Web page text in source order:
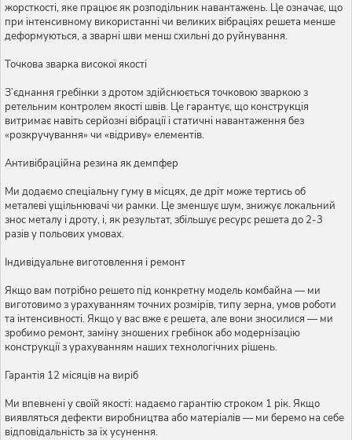
жорсткості, яке працює як розподільник навантажень. Це означає, що
при інтенсивному використанні чи великих вібраціях решета менше
деформуються, а зварні шви менш схильні до руйнування.
Точкова зварка високої якості
З’єднання гребінки з дротом здійснюється точковою зваркою з
ретельним контролем якості швів. Це гарантує, що конструкція
витримає навіть серйозні вібрації і статичні навантаження без
«розкручування» чи «відриву» елементів.
Антивібраційна резина як демпфер
Ми додаємо спеціальну гуму в місцях, де дріт може тертись об
металеві ущільнювачі чи рамки. Це зменшує шум, знижує локальний
знос металу і дроту, і, як результат, збільшує ресурс решета до 2-3
разів у польових умовах.
Індивідуальне виготовлення і ремонт
Якщо вам потрібно решето під конкретну модель комбайна — ми
виготовимо з урахуванням точних розмірів, типу зерна, умов роботи
та інтенсивності. Якщо у вас вже є решета, але вони зносилися — ми
зробимо ремонт, заміну зношених гребінок або модернізацію
конструкції з урахуванням наших технологічних рішень.
Гарантія 12 місяців на виріб
Ми впевнені у своїй якості: надаємо гарантію строком 1 рік. Якщо
виявляться дефекти виробництва або матеріалів — ми беремо на себе
відповідальність за їх усунення.